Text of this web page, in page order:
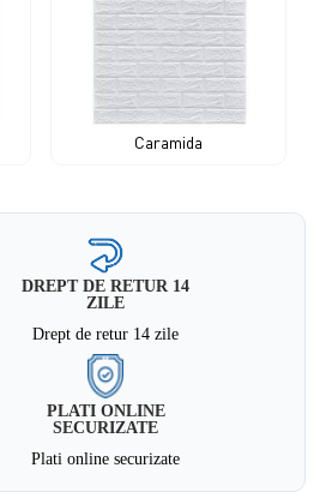
Caramida
DREPT DE RETUR 14
ZILE
Drept de retur 14 zile
PLATI ONLINE
SECURIZATE
Plati online securizate